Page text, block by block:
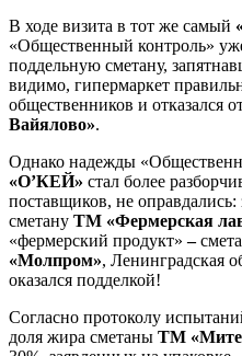
В ходе визита в тот же самый
«Общественный контроль»
поддельную сметану,
видимо, гипермаркет
общественников и отказался
Вайялово».
Однако надежды
«О’КЕЙ» стал более
поставщиков, не
сметану ТМ «Фермерская
«фермерский продукт» –
«Молпром», Ленинградская
оказался подделкой!
Согласно протоколу
доля жира сметаны ТМ